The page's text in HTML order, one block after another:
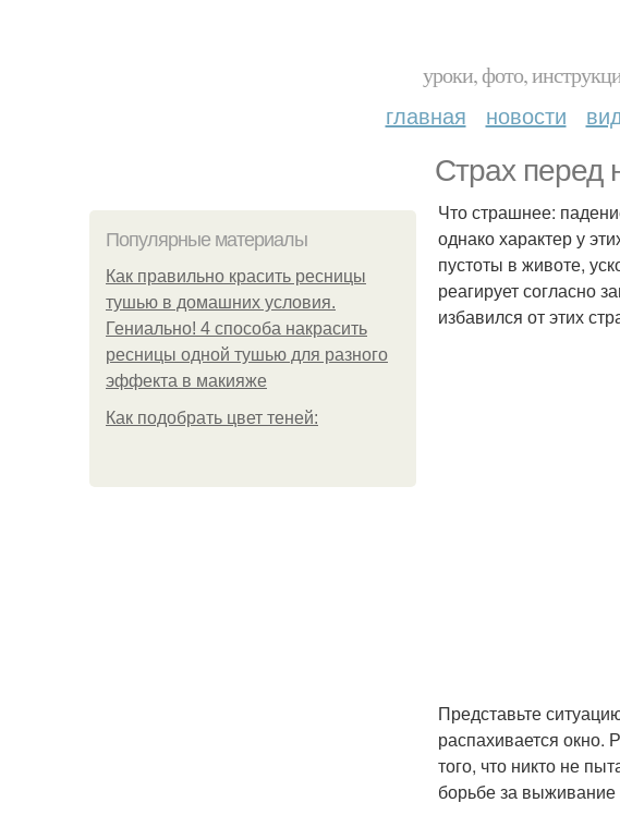
уроки, фото,
главная новости
Страх перед
Популярные материалы
Как правильно красить ресницы
тушью в домашних условия.
Гениально! 4 способа накрасить
ресницы одной тушью для разного
эффекта в макияже
Как подобрать цвет теней:
Что страшнее:
однако характер у
пустоты в животе,
реагирует согласно
избавился от этих
Представьте
распахивается окно.
того, что никто не
борьбе за выживание